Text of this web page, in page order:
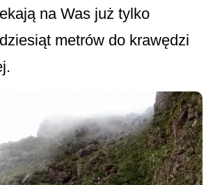
na Was już tylko
metrów do krawędzi